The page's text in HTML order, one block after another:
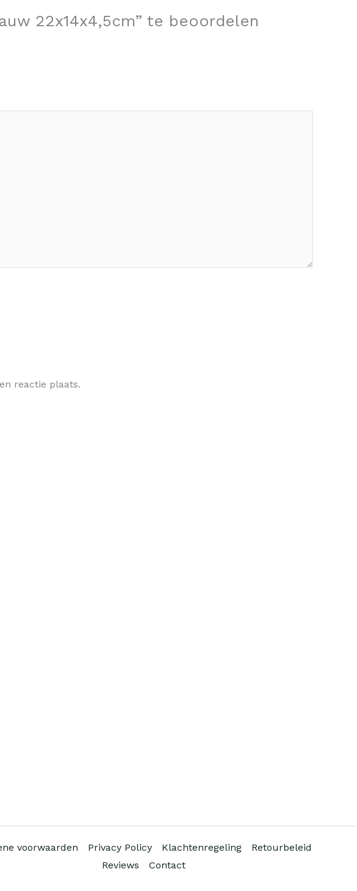
22x14x4,5cm” te beoordelen
reactie plaats.
voorwaarden Privacy Policy Klachtenregeling
Retourbeleid
Reviews
Contact